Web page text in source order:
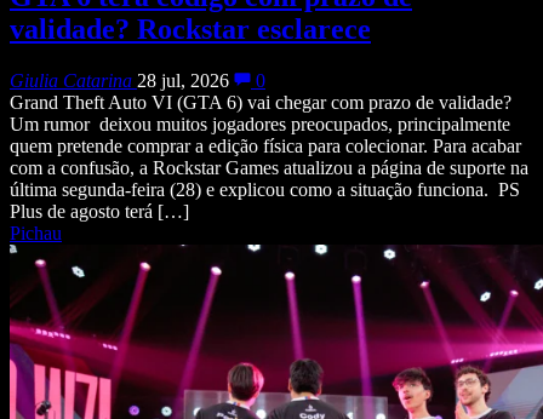
validade? Rockstar esclarece
Giulia Catarina 28 jul, 2026
0
Grand Theft Auto VI (GTA 6) vai chegar com prazo de validade?
Um rumor deixou muitos jogadores preocupados, principalmente
quem pretende comprar a edição física para colecionar. Para acabar
com a confusão, a Rockstar Games atualizou a página de suporte na
última segunda-feira (28) e explicou como a situação funciona. PS
Plus de agosto terá […]
Pichau